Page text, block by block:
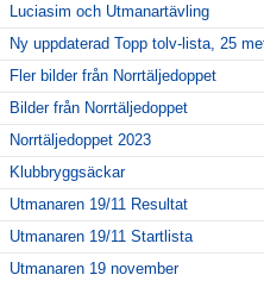
Luciasim och Utmanartävling
Ny uppdaterad Topp tolv-lista, 25
Fler bilder från Norrtäljedoppet
Bilder från Norrtäljedoppet
Norrtäljedoppet 2023
Klubbryggsäckar
Utmanaren 19/11 Resultat
Utmanaren 19/11 Startlista
Utmanaren 19 november